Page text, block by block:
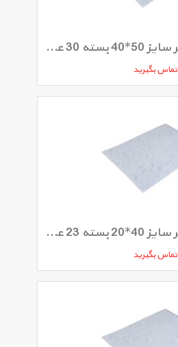
پلاستیک ضربه گیر سایز 50*40 بسته 30 عددی
تماس بگیرید
پلاستیک ضربه گیر سایز 40*20 بسته 23 عددی
تماس بگیرید